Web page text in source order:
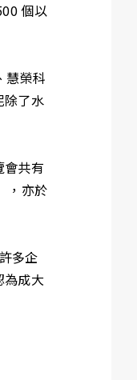
個以
慧榮科
除了水
會共有
，亦於
多企
為成大